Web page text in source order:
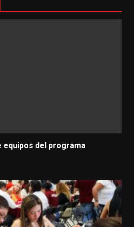
equipos del programa